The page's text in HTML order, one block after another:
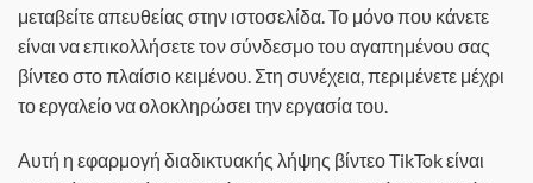
μεταβείτε απευθείας στην ιστοσελίδα. Το μόνο που κάνετε
είναι να επικολλήσετε τον σύνδεσμο του αγαπημένου σας
βίντεο στο πλαίσιο κειμένου. Στη συνέχεια, περιμένετε μέχρι
το εργαλείο να ολοκληρώσει την εργασία του.
Αυτή η εφαρμογή διαδικτυακής λήψης βίντεο TikTok είναι